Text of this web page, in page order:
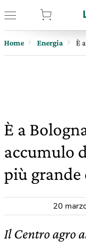
Home Energia È
È a
accumulo
più grande
20
Il Centro agro